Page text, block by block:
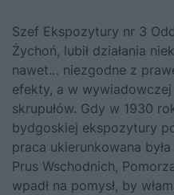
Szef Ekspozytury nr 3
Żychoń, lubił działania
nawet… niezgodne z
efekty, a w wywiadowczej
skrupułów. Gdy w 1930
bydgoskiej ekspozytury
praca ukierunkowana
Prus Wschodnich,
wpadł na pomysł, by